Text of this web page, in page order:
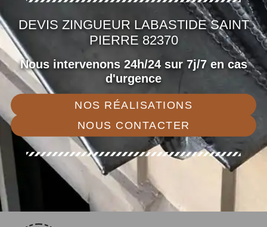
DEVIS ZINGUEUR LABASTIDE SAINT
PIERRE 82370
Nous intervenons 24h/24 sur 7j/7 en cas
d'urgence
NOS RÉALISATIONS
NOUS CONTACTER